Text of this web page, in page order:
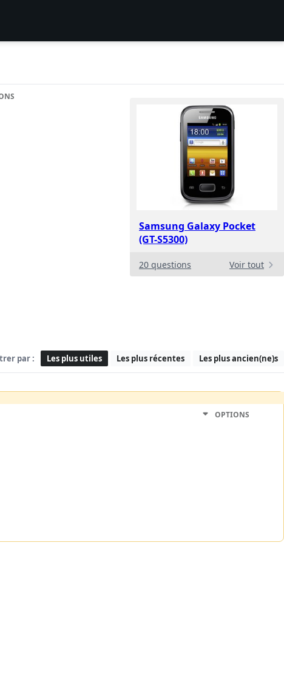
Samsung Galaxy Pocket
(GT-S5300)
20 questions Voir tout
par : Les plus utiles Les plus récentes Les plus ancien(ne)s
OPTIONS